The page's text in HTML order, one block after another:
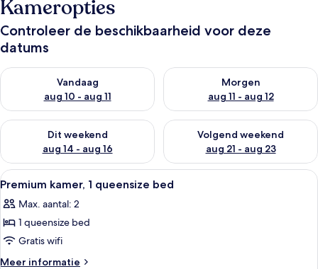
Kameropties
Controleer de beschikbaarheid voor deze
datums
Vandaag
aug 10 - aug 11
De beschikbaarheid controleren voor vanavond aug 10 - aug
Morgen
aug 11 - aug 12
De beschikbaarheid
Dit weekend
aug 14 - aug 16
De beschikbaarheid controleren voor dit weekend aug 14 -
Volgend weekend
aug 21 - aug 23
De beschikbaarheid
Alle
foto's
voor
Premium
kamer,
1
Premium kamer, 1 queensize bed |
7
Premium kamer, 1 queensize bed
Max. aantal: 2
1 queensize bed
Gratis wifi
Meer informatie
Meer